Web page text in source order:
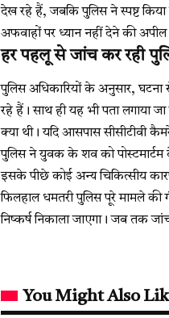
देख रहे हैं, जबकि पुलिस ने स्पष्ट
अफवाहों पर ध्यान नहीं देने की
हर पहलू से जांच कर रही
पुलिस अधिकारियों के अनुसार,
रहे हैं। साथ ही यह भी पता लगाया
क्या थी। यदि आसपास सीसीटीवी
पुलिस ने युवक के शव को पोस्टमार्टम
इसके पीछे कोई अन्य चिकित्सीय
फिलहाल धमतरी पुलिस पूरे मामले की
निष्कर्ष निकाला जाएगा। जब तक
You Might Also